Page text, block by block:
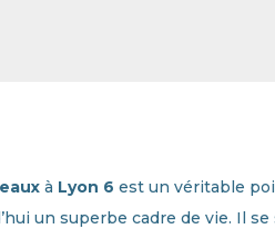
à Lyon 6 est un véritable
un superbe cadre de vie. Il